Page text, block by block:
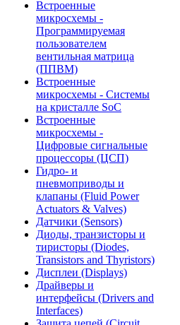
Встроенные
микросхемы -
Программируемая
пользователем
вентильная матрица
(ППВМ)
Встроенные
микросхемы - Системы
на кристалле SoC
Встроенные
микросхемы -
Цифровые сигнальные
процессоры (ЦСП)
Гидро- и
пневмоприводы и
клапаны (Fluid Power
Actuators & Valves)
Датчики (Sensors)
Диоды, транзисторы и
тиристоры (Diodes,
Transistors and Thyristors)
Дисплеи (Displays)
Драйверы и
интерфейсы (Drivers and
Interfaces)